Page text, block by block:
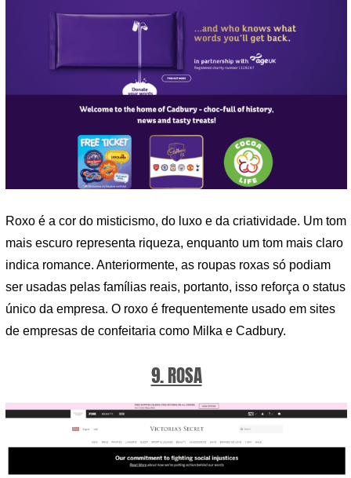
Roxo é a cor do misticismo, do luxo e da criatividade. Um tom
mais escuro representa riqueza, enquanto um tom mais claro
indica romance. Anteriormente, as roupas roxas só podiam
ser usadas pelas famílias reais, portanto, isso reforça o status
único da empresa. O roxo é frequentemente usado em sites
de empresas de confeitaria como Milka e Cadbury.
9. ROSA